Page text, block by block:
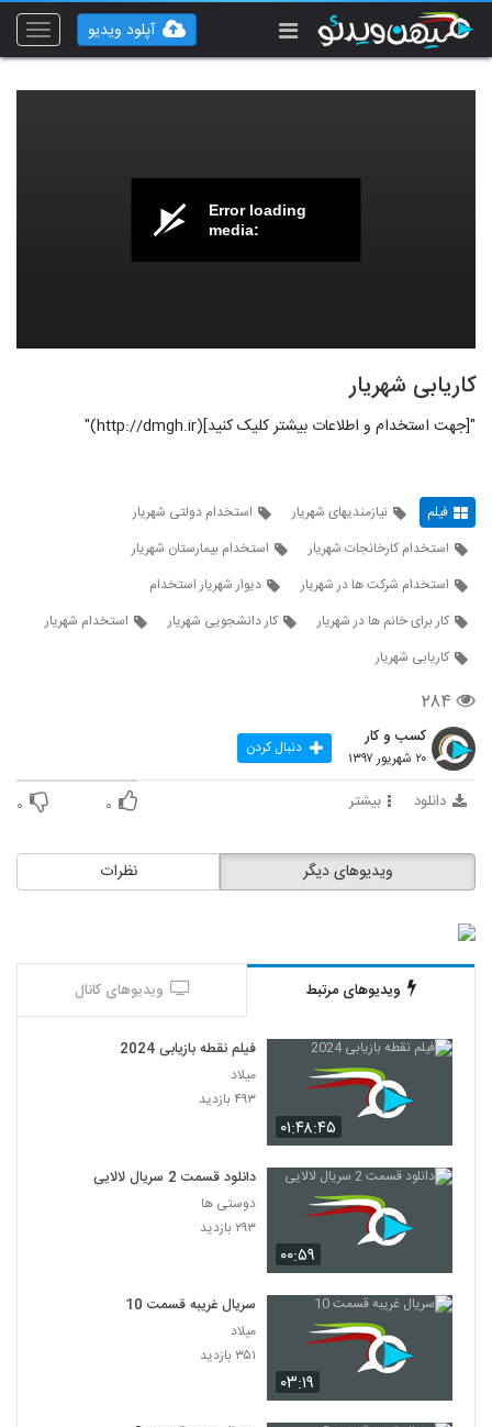
Toggle
آپلود ویدیو
Error loading
media:
کاریابی شهریار
"[جهت استخدام و اطلاعات بیشتر کلیک کنید](http://dmgh.ir)"
فیلم نیازمندیهای شهریار
استخدام دولتی شهریار
استخدام کارخانجات شهریار
استخدام بیمارستان شهریار
استخدام شرکت ها در شهریار
دیوار شهریار استخدام
کار برای خانم ها در شهریار
کار دانشجویی شهریار
استخدام شهریار
کاریابی شهریار
۲۸۴
کسب و کار
۲۰ شهریور ۱۳۹۷ دنبال کردن
دانلود بیشتر ۰ ۰
نظرات ویدیوهای دیگر
ویدیوهای مرتبط ویدیوهای کانال
۰۱:۴۸:۴۵
فیلم نقطه بازیابی 2024
میلاد
۴۹۳ بازدید
۰۰:۵۹
دانلود قسمت 2 سریال لالایی
دوستی ها
۲۹۳ بازدید
۰۳:۱۹
سریال غریبه قسمت 10
میلاد
۳۵۱ بازدید